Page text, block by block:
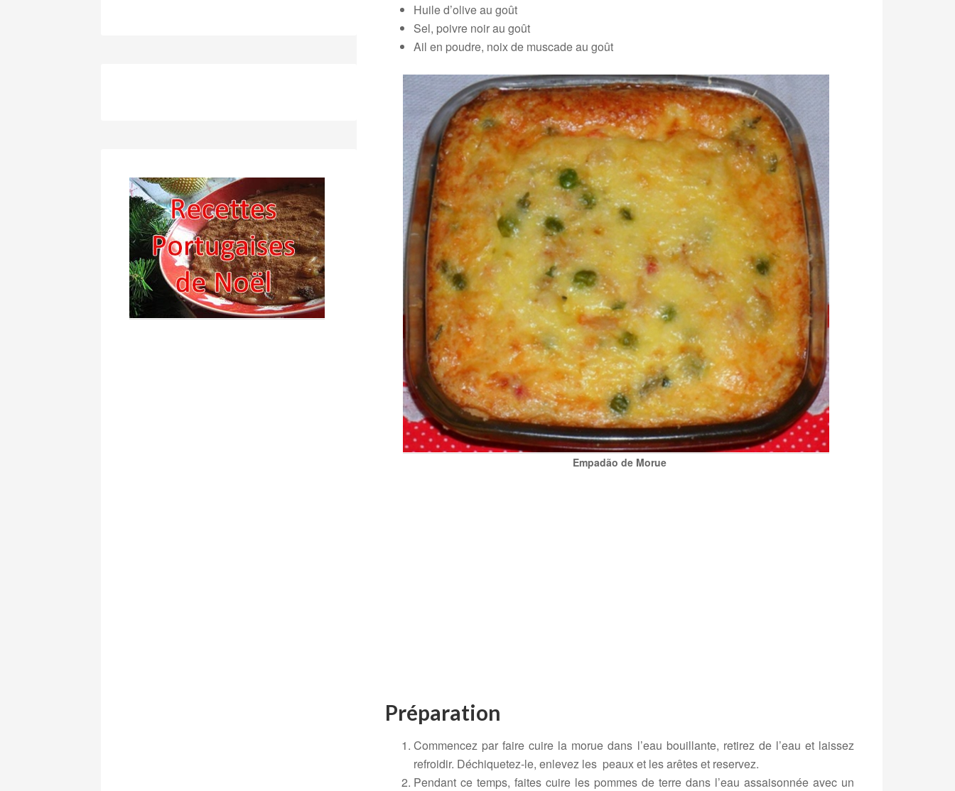
Huile d’olive au goût
Sel, poivre noir au goût
Ail en poudre, noix de muscade au goût
Empadão de Morue
Préparation
Commencez par faire cuire la morue dans l’eau bouillante, retirez de l’eau et laissez
refroidir. Déchiquetez-le, enlevez les peaux et les arêtes et reservez.
Pendant ce temps, faites cuire les pommes de terre dans l’eau assaisonnée avec un